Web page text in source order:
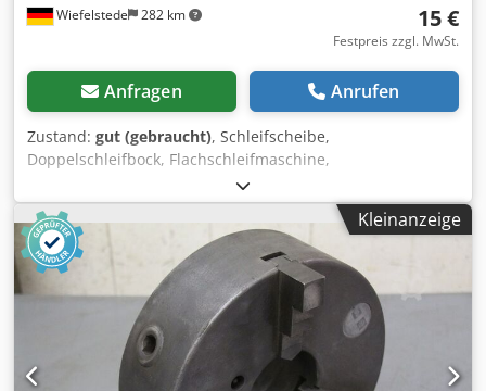
Wiefelstede 282 km 15 €
Festpreis zzgl. MwSt.
Anfragen Anrufen
Zustand: gut (gebraucht), Schleifscheibe,
Doppelschleifbock, Flachschleifmaschine,
Rundschleifmaschine Dcjdpjb A Ryfsfx Aigsk -Innen: Ø 32
mm -Außen: Ø 250 mm -Breite: 6 mm -Preis: pro Stück -
Anzahl: 40x vorhanden -Gewicht: 0,6 kg
Kleinanzeige